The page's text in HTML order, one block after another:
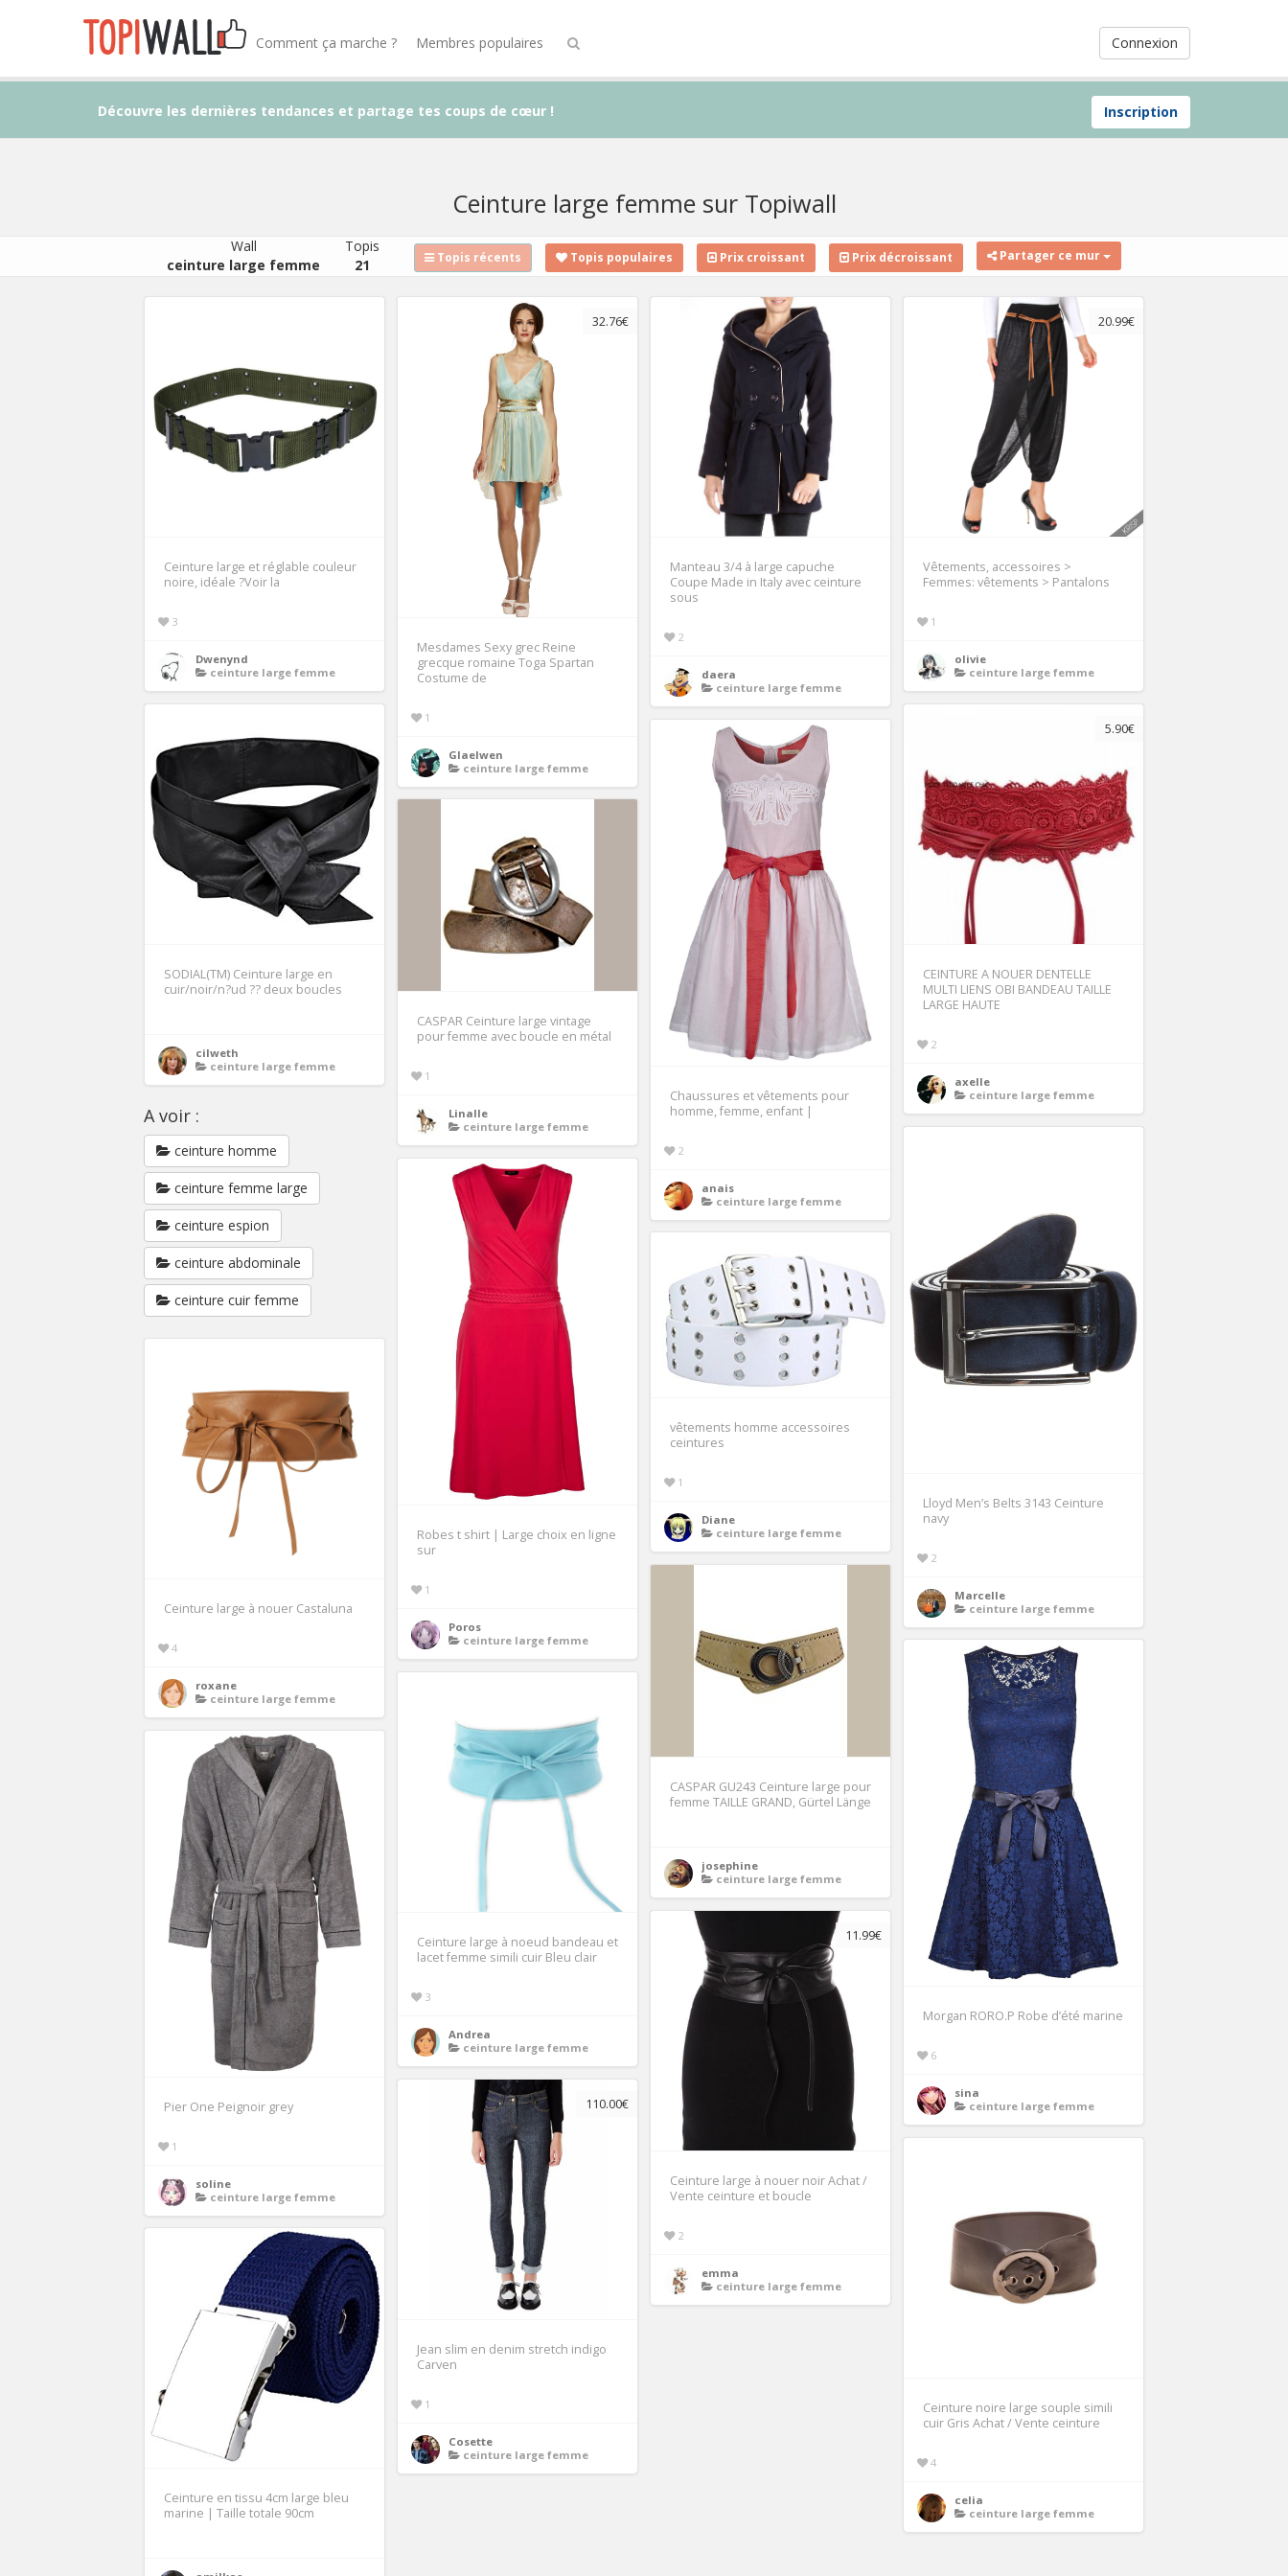
Connexion
Comment ça marche ? Membres populaires
Inscription
Découvre les dernières tendances et partage tes coups de cœur !
Ceinture large femme sur Topiwall
Wall
ceinture large femme
Topis
21
Topis récents Topis populaires Prix croissant Prix décroissant Partager ce mur
Ceinture large et réglable couleur
noire, idéale ?Voir la
3
Dwenynd
ceinture large femme
32.76€
Mesdames Sexy grec Reine
grecque romaine Toga Spartan
Costume de
1
Glaelwen
ceinture large femme
Manteau 3/4 à large capuche
Coupe Made in Italy avec ceinture
sous
2
daera
ceinture large femme
20.99€
Vêtements, accessoires >
Femmes: vêtements > Pantalons
1
olivie
ceinture large femme
SODIAL(TM) Ceinture large en
cuir/noir/n?ud ?? deux boucles
cilweth
ceinture large femme
5.90€
CEINTURE A NOUER DENTELLE
MULTI LIENS OBI BANDEAU TAILLE
LARGE HAUTE
2
axelle
ceinture large femme
Chaussures et vêtements pour
homme, femme, enfant |
2
anais
ceinture large femme
CASPAR Ceinture large vintage
pour femme avec boucle en métal
1
Linalle
ceinture large femme
A voir :
ceinture homme
ceinture femme large
ceinture espion
ceinture abdominale
ceinture cuir femme
Lloyd Men’s Belts 3143 Ceinture
navy
2
Marcelle
ceinture large femme
Robes t shirt | Large choix en ligne
sur
1
Poros
ceinture large femme
vêtements homme accessoires
ceintures
1
Diane
ceinture large femme
Ceinture large à nouer Castaluna
4
roxane
ceinture large femme
CASPAR GU243 Ceinture large pour
femme TAILLE GRAND, Gürtel Länge
josephine
ceinture large femme
Morgan RORO.P Robe d’été marine
6
sina
ceinture large femme
Ceinture large à noeud bandeau et
lacet femme simili cuir Bleu clair
3
Andrea
ceinture large femme
Pier One Peignoir grey
1
soline
ceinture large femme
11.99€
Ceinture large à nouer noir Achat /
Vente ceinture et boucle
2
emma
ceinture large femme
110.00€
Jean slim en denim stretch indigo
Carven
1
Cosette
ceinture large femme
Ceinture noire large souple simili
cuir Gris Achat / Vente ceinture
4
celia
ceinture large femme
Ceinture en tissu 4cm large bleu
marine | Taille totale 90cm